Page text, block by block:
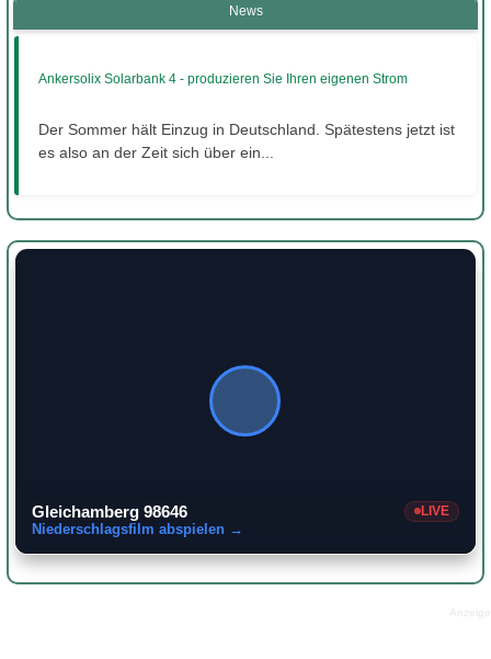
News
Ankersolix Solarbank 4 - produzieren Sie Ihren eigenen Strom
Der Sommer hält Einzug in Deutschland. Spätestens jetzt ist
es also an der Zeit sich über ein...
Gleichamberg 98646 LIVE
Niederschlagsfilm abspielen →